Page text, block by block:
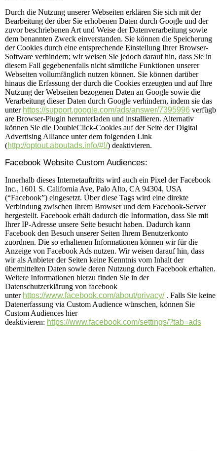
Durch die Nutzung unserer Webseiten erklären Sie sich mit der
Bearbeitung der über Sie erhobenen Daten durch Google und der
zuvor beschriebenen Art und Weise der Datenverarbeitung sowie
dem benannten Zweck einverstanden. Sie können die Speicherung
der Cookies durch eine entsprechende Einstellung Ihrer Browser-
Software verhindern; wir weisen Sie jedoch darauf hin, dass Sie in
diesem Fall gegebenenfalls nicht sämtliche Funktionen unserer
Webseiten vollumfänglich nutzen können. Sie können darüber
hinaus die Erfassung der durch die Cookies erzeugten und auf Ihre
Nutzung der Webseiten bezogenen Daten an Google sowie die
Verarbeitung dieser Daten durch Google verhindern, indem sie das
unter https://support.google.com/ads/answer/7395996 verfügb
are Browser-Plugin herunterladen und installieren. Alternativ
können Sie die DoubleClick-Cookies auf der Seite der Digital
Advertising Alliance unter dem folgenden Link
(http://optout.aboutads.info/#!/) deaktivieren.
Facebook Website Custom Audiences:
Innerhalb dieses Internetauftritts wird auch ein Pixel der Facebook
Inc., 1601 S. California Ave, Palo Alto, CA 94304, USA
(“Facebook”) eingesetzt. Über diese Tags wird eine direkte
Verbindung zwischen Ihrem Browser und dem Facebook-Server
hergestellt. Facebook erhält dadurch die Information, dass Sie mit
Ihrer IP-Adresse unsere Seite besucht haben. Dadurch kann
Facebook den Besuch unserer Seiten Ihrem Benutzerkonto
zuordnen. Die so erhaltenen Informationen können wir für die
Anzeige von Facebook Ads nutzen. Wir weisen darauf hin, dass
wir als Anbieter der Seiten keine Kenntnis vom Inhalt der
übermittelten Daten sowie deren Nutzung durch Facebook erhalten.
Weitere Informationen hierzu finden Sie in der
Datenschutzerklärung von facebook
unter https://www.facebook.com/about/privacy/. Falls Sie keine
Datenerfassung via Custom Audience wünschen, können Sie
Custom Audiences hier
deaktivieren: https://www.facebook.com/settings/?tab=ads